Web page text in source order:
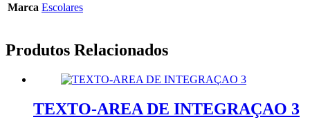
Marca Escolares
Produtos Relacionados
TEXTO-AREA DE INTEGRAÇAO 3